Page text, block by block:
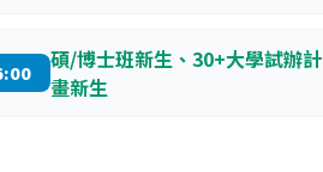
碩/博士班新生、30+大學試辦計
畫新生